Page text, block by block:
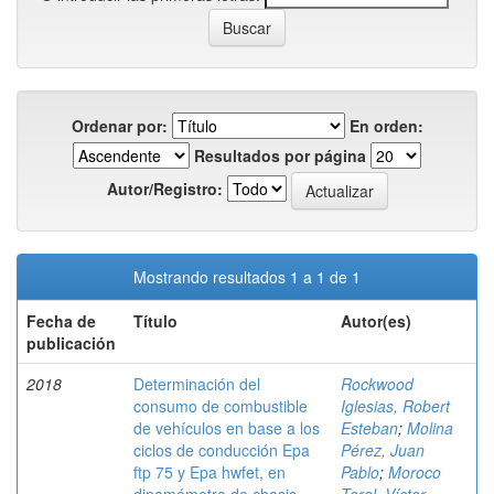
Ordenar por:
En orden:
Resultados por página
Autor/Registro:
Mostrando resultados 1 a 1 de 1
Fecha de
publicación
Título Autor(es)
2018
Determinación del
consumo de combustible
de vehículos en base a los
ciclos de conducción Epa
ftp 75 y Epa hwfet, en
Rockwood
Iglesias, Robert
Esteban; Molina
Pérez, Juan
Pablo; Moroco